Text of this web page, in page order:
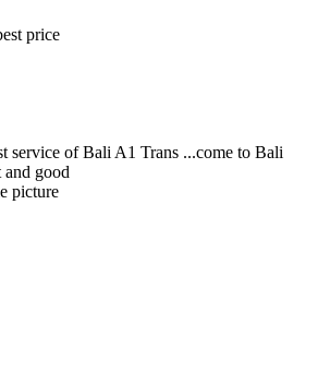
price
service of Bali A1 Trans ...come to Bali
and good